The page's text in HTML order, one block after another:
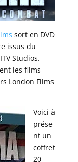
sort en DVD
issus du
Studios.
les films
London Films
Voici à
prése
nt un
coffret
20